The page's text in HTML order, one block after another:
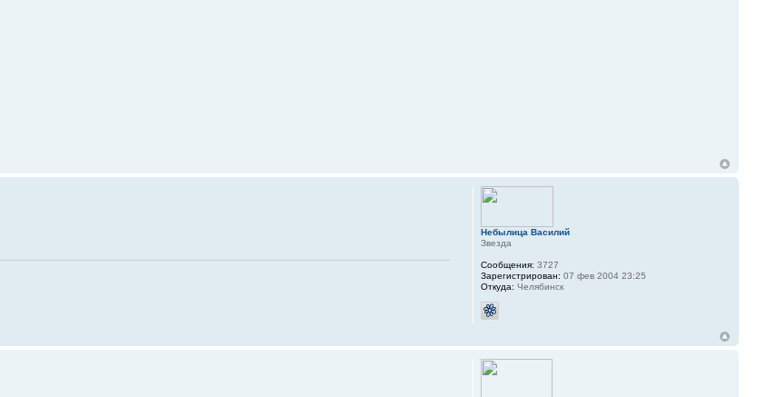
Небылица Василий
Звезда
Сообщения: 3727
Зарегистрирован: 07 фев 2004 23:25
Откуда: Челябинск